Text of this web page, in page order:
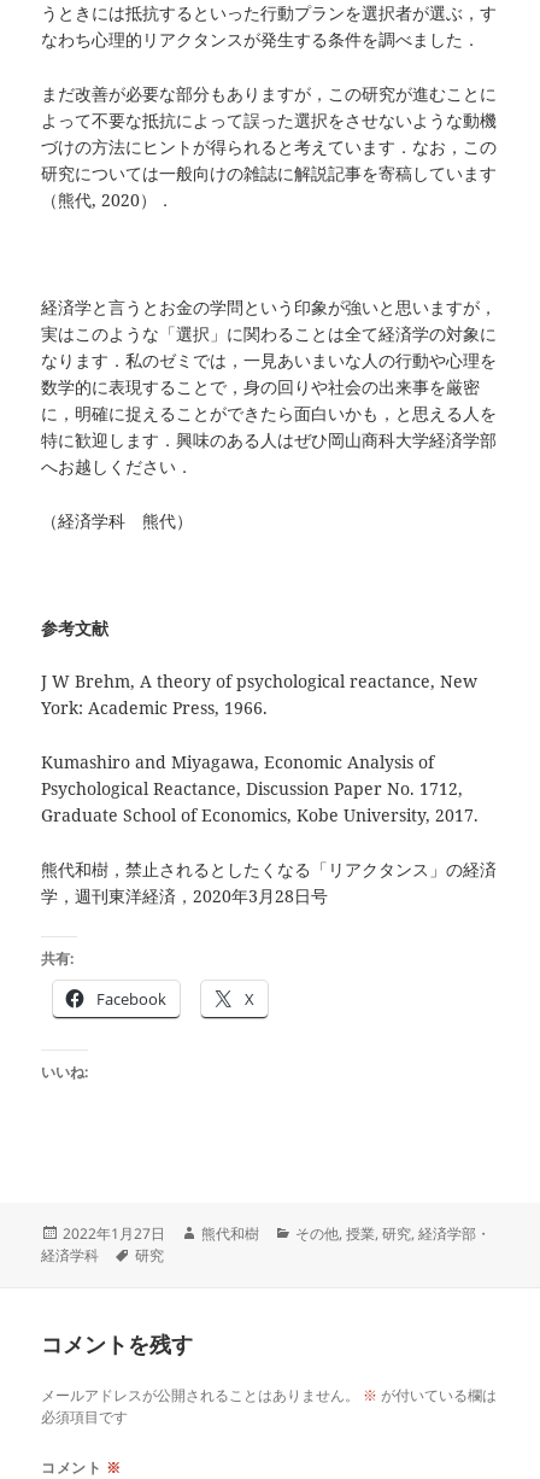
うときには抵抗するといった行動プランを選択者が選ぶ，す
なわち心理的リアクタンスが発生する条件を調べました．
まだ改善が必要な部分もありますが，この研究が進むことに
よって不要な抵抗によって誤った選択をさせないような動機
づけの方法にヒントが得られると考えています．なお，この
研究については一般向けの雑誌に解説記事を寄稿しています
（熊代, 2020）．
経済学と言うとお金の学問という印象が強いと思いますが，
実はこのような「選択」に関わることは全て経済学の対象に
なります．私のゼミでは，一見あいまいな人の行動や心理を
数学的に表現することで，身の回りや社会の出来事を厳密
に，明確に捉えることができたら面白いかも，と思える人を
特に歓迎します．興味のある人はぜひ岡山商科大学経済学部
へお越しください．
（経済学科 熊代）
参考文献
J W Brehm, A theory of psychological reactance, New
York: Academic Press, 1966.
Kumashiro and Miyagawa, Economic Analysis of
Psychological Reactance, Discussion Paper No. 1712,
Graduate School of Economics, Kobe University, 2017.
熊代和樹，禁止されるとしたくなる「リアクタンス」の経済
学，週刊東洋経済，2020年3月28日号
共有:
Facebook X
いいね:
投
稿
2022年1月27日
作
熊代和樹
カ
その他,授業,研究,経済学部・
経済学科
タ
研究
コメントを残す
メールアドレスが公開されることはありません。 ※ が付いている欄は
必須項目です
コメント ※